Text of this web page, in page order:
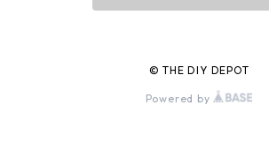
© THE DIY DEPOT
Powered by